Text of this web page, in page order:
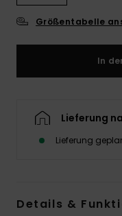
Größentabelle
In
Lieferung
Lieferung
Details &